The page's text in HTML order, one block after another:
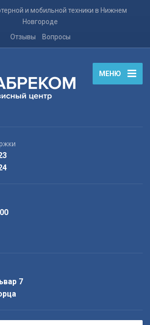
и мобильной техники в Нижнем
Новгороде
Отзывы
Вопросы
МЕНЮ
7